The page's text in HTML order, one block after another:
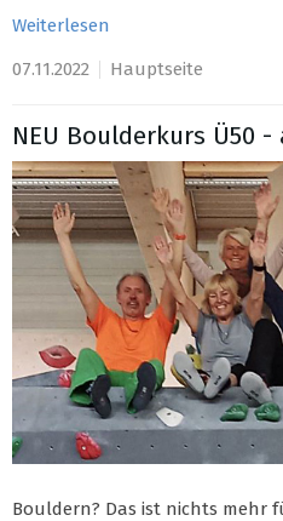
Weiterlesen
07.11.2022
Hauptseite
NEU Boulderkurs Ü50 -
Bouldern? Das ist nichts mehr